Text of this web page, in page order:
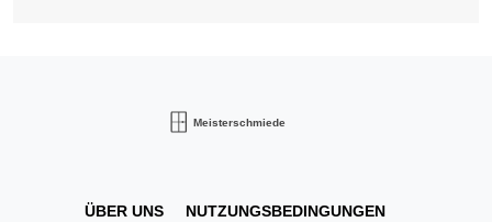
ÜBER UNS NUTZUNGSBEDINGUNGEN